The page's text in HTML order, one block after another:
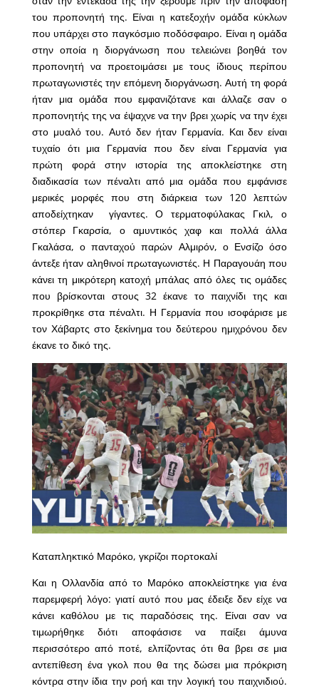
του προπονητή της. Είναι η κατεξοχήν ομάδα κύκλων
που υπάρχει στο παγκόσμιο ποδόσφαιρο. Είναι η ομάδα
στην οποία η διοργάνωση που τελειώνει βοηθά τον
προπονητή να προετοιμάσει με τους ίδιους περίπου
πρωταγωνιστές την επόμενη διοργάνωση. Αυτή τη φορά
ήταν μια ομάδα που εμφανιζότανε και άλλαζε σαν ο
προπονητής της να έψαχνε να την βρει χωρίς να την έχει
στο μυαλό του. Αυτό δεν ήταν Γερμανία. Και δεν είναι
τυχαίο ότι μια Γερμανία που δεν είναι Γερμανία για
πρώτη φορά στην ιστορία της αποκλείστηκε στη
διαδικασία των πέναλτι από μια ομάδα που εμφάνισε
μερικές μορφές που στη διάρκεια των 120 λεπτών
αποδείχτηκαν γίγαντες. Ο τερματοφύλακας Γκιλ, ο
στόπερ Γκαρσία, ο αμυντικός χαφ και πολλά άλλα
Γκαλάσα, ο πανταχού παρών Αλμιρόν, ο Ενσίζο όσο
άντεξε ήταν αληθινοί πρωταγωνιστές. Η Παραγουάη που
κάνει τη μικρότερη κατοχή μπάλας από όλες τις ομάδες
που βρίσκονται στους 32 έκανε το παιχνίδι της και
προκρίθηκε στα πέναλτι. Η Γερμανία που ισοφάρισε με
τον Χάβαρτς στο ξεκίνημα του δεύτερου ημιχρόνου δεν
έκανε το δικό της.
Καταπληκτικό Μαρόκο, γκρίζοι πορτοκαλί
Και η Ολλανδία από το Μαρόκο αποκλείστηκε για ένα
παρεμφερή λόγο: γιατί αυτό που μας έδειξε δεν είχε να
κάνει καθόλου με τις παραδόσεις της. Είναι σαν να
τιμωρήθηκε διότι αποφάσισε να παίξει άμυνα
περισσότερο από ποτέ, ελπίζοντας ότι θα βρει σε μια
αντεπίθεση ένα γκολ που θα της δώσει μια πρόκριση
κόντρα στην ίδια την ροή και την λογική του παιχνιδιού.